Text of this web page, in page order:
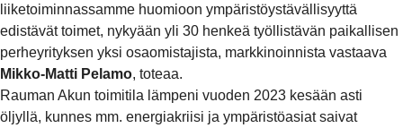
liiketoiminnassamme huomioon ympäristöystävällisyyttä
edistävät toimet, nykyään yli 30 henkeä työllistävän paikallisen
perheyrityksen yksi osaomistajista, markkinoinnista vastaava
Mikko-Matti Pelamo, toteaa.
Rauman Akun toimitila lämpeni vuoden 2023 kesään asti
öljyllä, kunnes mm. energiakriisi ja ympäristöasiat saivat